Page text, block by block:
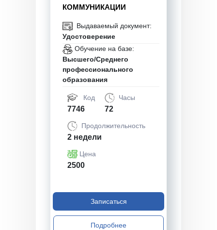
КОММУНИКАЦИИ
Выдаваемый документ:
Удостоверение
Обучение на базе:
Высшего/Среднего
профессионального
образования
Код
7746
Часы
72
Продолжительность
2 недели
Цена
2500
Записаться
Подробнее